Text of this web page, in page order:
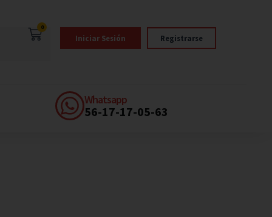
0
Iniciar Sesión Registrarse
Whatsapp
56-17-17-05-63